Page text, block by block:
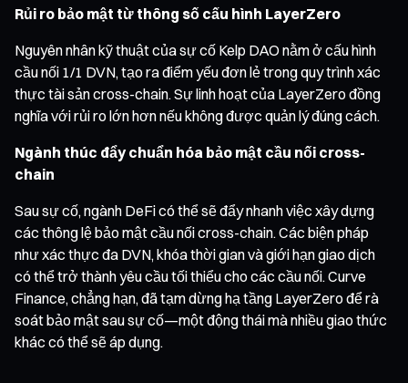
Rủi ro bảo mật từ thông số cấu hình LayerZero
Nguyên nhân kỹ thuật của sự cố Kelp DAO nằm ở cấu hình
cầu nối 1/1 DVN, tạo ra điểm yếu đơn lẻ trong quy trình xác
thực tài sản cross-chain. Sự linh hoạt của LayerZero đồng
nghĩa với rủi ro lớn hơn nếu không được quản lý đúng cách.
Ngành thúc đẩy chuẩn hóa bảo mật cầu nối cross-
chain
Sau sự cố, ngành DeFi có thể sẽ đẩy nhanh việc xây dựng
các thông lệ bảo mật cầu nối cross-chain. Các biện pháp
như xác thực đa DVN, khóa thời gian và giới hạn giao dịch
có thể trở thành yêu cầu tối thiểu cho các cầu nối. Curve
Finance, chẳng hạn, đã tạm dừng hạ tầng LayerZero để rà
soát bảo mật sau sự cố—một động thái mà nhiều giao thức
khác có thể sẽ áp dụng.